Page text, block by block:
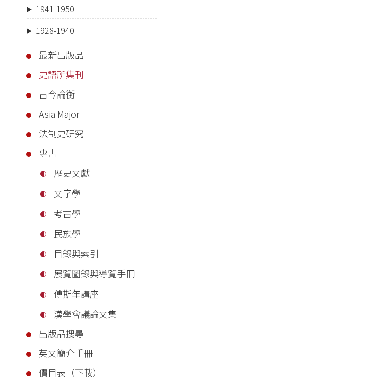
1941-1950
1928-1940
最新出版品
史語所集刊
古今論衡
Asia Major
法制史研究
專書
歷史文獻
文字學
考古學
民族學
目錄與索引
展覽圖錄與導覽手冊
傅斯年講座
漢學會議論文集
出版品搜尋
英文簡介手冊
價目表（下載）